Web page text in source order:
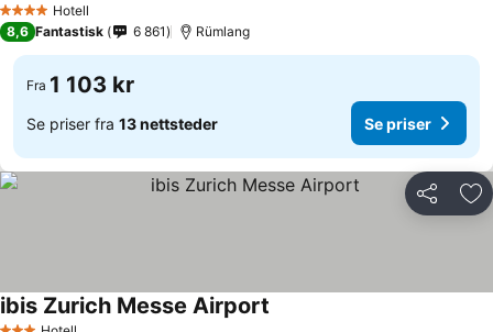
4 StjernerHotell
8,6 Fantastisk 6 861 Rümlang
Fra 1 103 kr
Se priser fra 13 nettsteder Se priser
Del
ibis Zurich Messe Airport